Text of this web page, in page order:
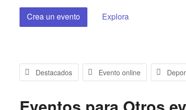
Crea un evento Explora
Destacados Evento online